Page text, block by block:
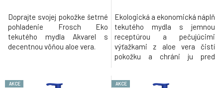
Doprajte svojej pokožke šetrné
pohladenie Frosch Eko
tekutého mydla Akvarel s
decentnou vôňou aloe vera.
Ekologická a ekonomická náplň
tekutého mydla s jemnou
receptúrou a pečujúcimi
výťažkami z aloe vera čistí
pokožku a chráni ju pred
AKCE AKCE